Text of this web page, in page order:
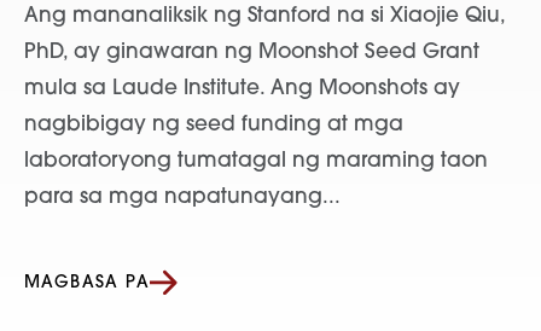
Ang mananaliksik ng Stanford na si Xiaojie Qiu,
PhD, ay ginawaran ng Moonshot Seed Grant
mula sa Laude Institute. Ang Moonshots ay
nagbibigay ng seed funding at mga
laboratoryong tumatagal ng maraming taon
para sa mga napatunayang...
MAGBASA PA